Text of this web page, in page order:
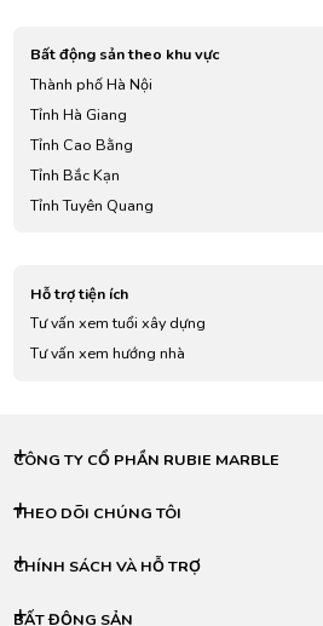
Bất động sản theo khu vực
Thành phố Hà Nội
Tỉnh Hà Giang
Tỉnh Cao Bằng
Tỉnh Bắc Kạn
Tỉnh Tuyên Quang
Tỉnh Lai Châu
Tỉnh Sơn La
Tỉnh Yên Bái
Tỉnh Lạng Sơn
Tỉnh Bắc Giang
Tỉnh Vĩnh Phúc
Hỗ trợ tiện ích
Tư vấn xem tuổi xây dựng
Tư vấn xem hướng nhà
CÔNG TY CỔ PHẦN RUBIE MARBLE
THEO DÕI CHÚNG TÔI
CHÍNH SÁCH VÀ HỖ TRỢ
BẤT ĐỘNG SẢN